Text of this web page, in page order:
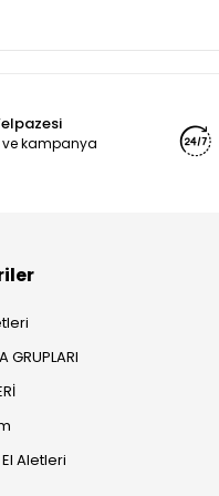
ve kampanya
GRUPLARI
Aletleri